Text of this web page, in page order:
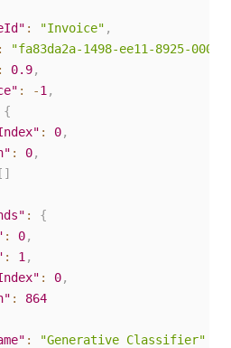
: "Invoice" ,
:
"fa83da2a-1498-ee11-8925-
: 0.9,
: -1 ,
{
: 0,
: 0,
[ ]
:
{
: 0,
: 1 ,
: 0,
:
864
:
"Generative Classifier"